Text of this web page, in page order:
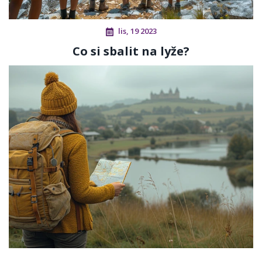
lis, 19 2023
Co si sbalit na lyže?